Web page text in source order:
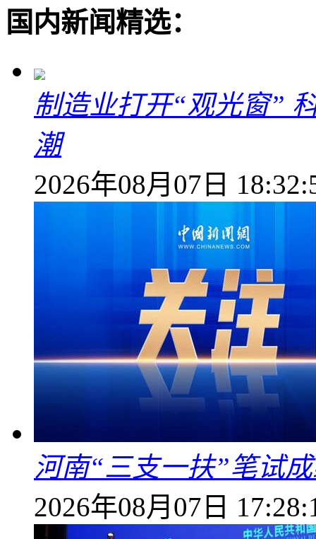
国内新闻精选：
制造业打开“观光窗”
潮
2026年08月07日
河南“三支一扶”笔试
2026年08月07日